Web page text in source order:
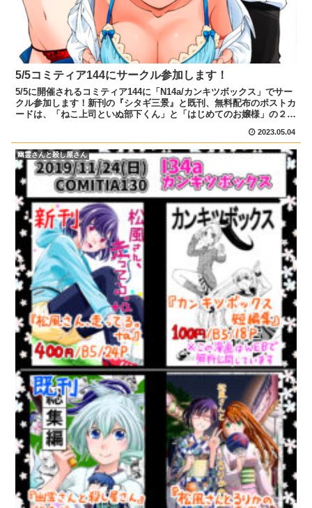
5/5コミティア144にサークル参加します！
5/5に開催されるコミティア144に「N14a/カンキツボックス」でサー
クル参加します！新刊の『シタギ三景』と既刊、無料配布のポストカ
ードは、「ねこ上司といぬ部下くん」と「はじめてのお嬢様」の２種
2023.05.04
幽霊さんと殺し屋さん